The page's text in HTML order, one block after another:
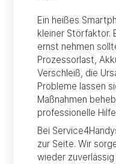
Ein heißes
kleiner Störfaktor.
ernst nehmen
Prozessorlast,
Verschleiß, die
Probleme lassen
Maßnahmen
professionelle
Bei
zur Seite. Wir
wieder